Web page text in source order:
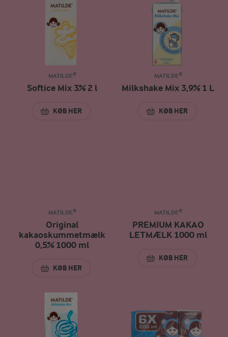
MATILDE®
Softice Mix 3% 2 l
KØB HER
SOFTICE MIX 3% 2 L
MATILDE®
Milkshake Mix 3,9% 1 L
KØB HER
MILKSHAKE MIX
MATILDE®
Original
kakaoskummetmælk
0,5% 1000 ml
KØB HER
ORIGINAL KAKAOSKUMMETMÆLK 0,5% 1000 ML
MATILDE®
PREMIUM KAKAO
LETMÆLK 1000 ml
KØB HER
PREMIUM KAKAO